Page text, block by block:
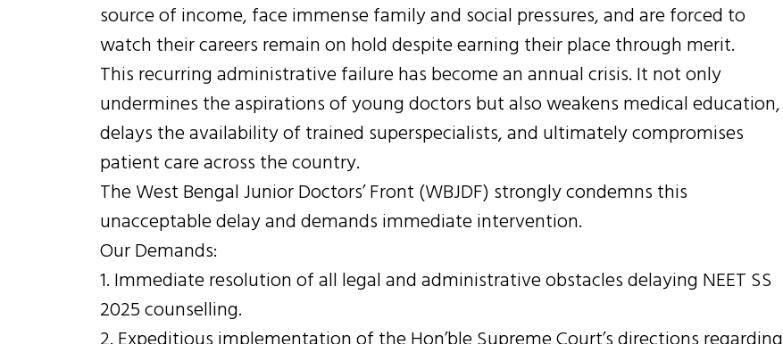
source of income, face immense family and social pressures, and are forced to
watch their careers remain on hold despite earning their place through merit.
This recurring administrative failure has become an annual crisis. It not only
undermines the aspirations of young doctors but also weakens medical education,
delays the availability of trained superspecialists, and ultimately compromises
patient care across the country.
The West Bengal Junior Doctors’ Front (WBJDF) strongly condemns this
unacceptable delay and demands immediate intervention.
Our Demands:
1. Immediate resolution of all legal and administrative obstacles delaying NEET SS
2025 counselling.